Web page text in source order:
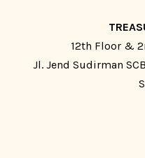
12th Floor &
Jl. Jend Sudirman